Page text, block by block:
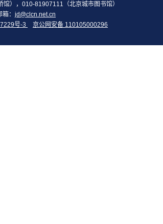
），010-81907111（北京城市图书馆）
： jd@clcn.net.cn
号-3 京公网安备 110105000296